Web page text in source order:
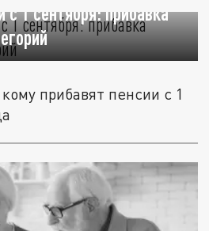
1 сентября: прибавка
прибавят пенсии с 1